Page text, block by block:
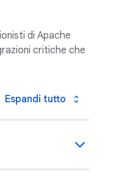
di Apache
critiche che
Espandi tutto